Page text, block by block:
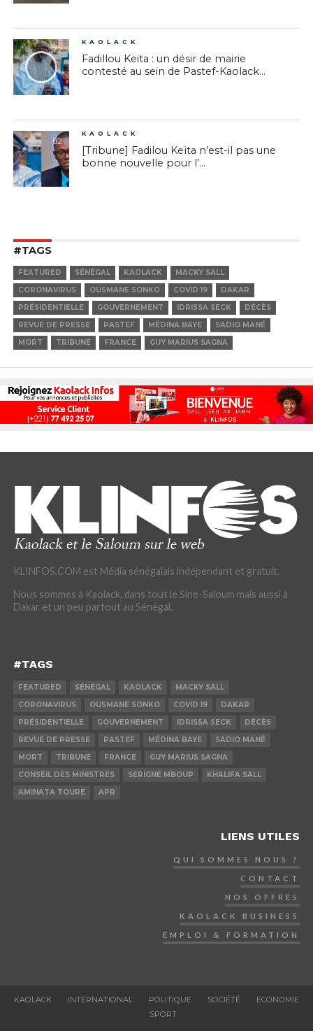
72
KAOLACK
Fadillou Keita : un désir de mairie
contesté au sein de Pastef-Kaolack...
82
KAOLACK
[Tribune] Fadilou Keïta n’est-il pas une
bonne nouvelle pour l’...
#TAGS
FEATURED SÉNÉGAL KAOLACK
MACKY SALL
CORONAVIRUS
OUSMANE SONKO COVID 19
DAKAR
PRÉSIDENTIELLE
GOUVERNEMENT IDRISSA SECK
DÉCÈS
REVUE DE PRESSE
PASTEF MÉDINA BAYE
SADIO MANÉ
MORT
TRIBUNE FRANCE GUY MARIUS SAGNA
KLINFOS.COM est Média sénégalais indépendant et gratuit.
Nous sommes à Kaolack, dans tout le Sine-Saloum mais aussi à
Dakar et un peu partout au Sénégal.
#TAGS
FEATURED SÉNÉGAL KAOLACK
MACKY SALL
CORONAVIRUS
OUSMANE SONKO COVID 19
DAKAR
PRÉSIDENTIELLE
GOUVERNEMENT IDRISSA SECK
DÉCÈS
REVUE DE PRESSE
PASTEF MÉDINA BAYE
SADIO MANÉ
MORT
TRIBUNE FRANCE
GUY MARIUS SAGNA
CONSEIL DES MINISTRES
SERIGNE MBOUP
KHALIFA SALL
AMINATA TOURÉ
APR
LIENS UTILES
QUI SOMMES NOUS ?
CONTACT
NOS OFFRES
KAOLACK BUSINESS
EMPLOI & FORMATION
KAOLACK INTERNATIONAL POLITIQUE SOCIÉTÉ
ECONOMIE
SPORT